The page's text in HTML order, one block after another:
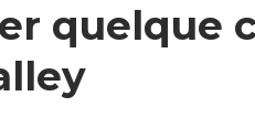
quelque